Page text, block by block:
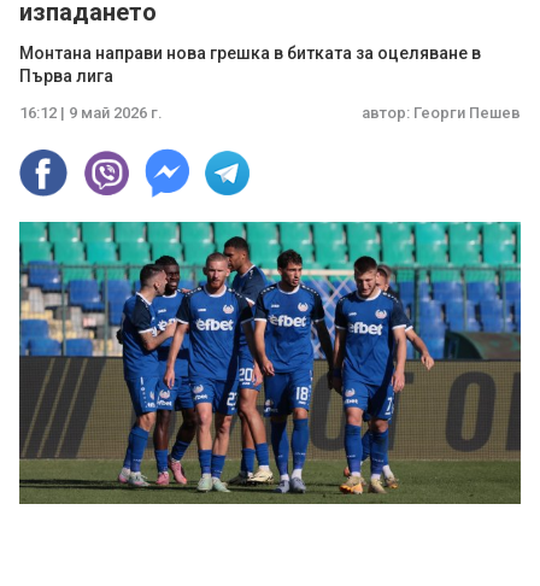
изпадането
Монтана направи нова грешка в битката за оцеляване в
Първа лига
16:12 | 9 май 2026 г. автор: Георги Пешев